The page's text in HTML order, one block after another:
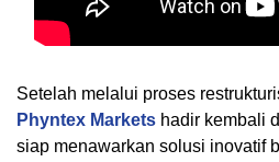
Setelah melalui proses
Phyntex Markets hadir kembali
siap menawarkan solusi inovatif